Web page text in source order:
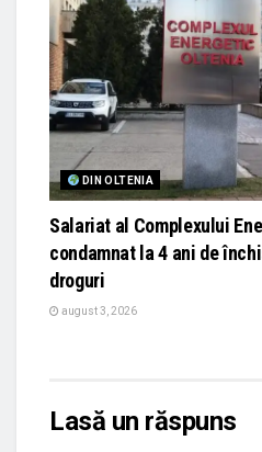
DIN OLTENIA
Salariat al Complexului
condamnat la 4 ani de
droguri
august 3, 2026
Lasă un răspuns